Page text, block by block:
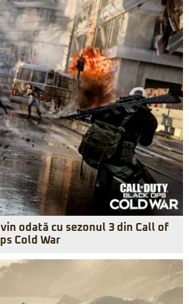
odată cu sezonul 3 din Call of
Cold War